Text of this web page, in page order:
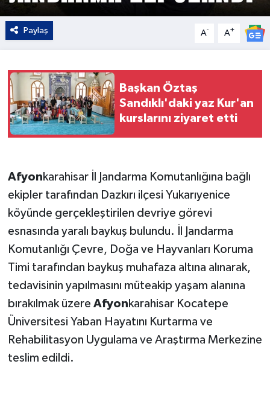
Paylaş A- A+
Başkan Öztaş
Sandıklı'daki yaz Kur'an
kurslarını ziyaret etti
Afyon karahisar İl Jandarma Komutanlığına bağlı
ekipler tarafından Dazkırı ilçesi Yukarıyenice
köyünde gerçekleştirilen devriye görevi
esnasında yaralı baykuş bulundu. İl Jandarma
Komutanlığı Çevre, Doğa ve Hayvanları Koruma
Timi tarafından baykuş muhafaza altına alınarak,
tedavisinin yapılmasını müteakip yaşam alanına
bırakılmak üzere Afyon karahisar Kocatepe
Üniversitesi Yaban Hayatını Kurtarma ve
Rehabilitasyon Uygulama ve Araştırma Merkezine
teslim edildi.